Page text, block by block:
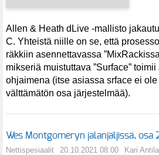
Allen & Heath dLive -mallisto
C. Yhteistä niille on se, että
räkkiin asennettavassa
mikseriä muistuttava ”Surface”
ohjaimena (itse asiassa srface ei
välttämätön osa järjestelmää).
Wes Montgomeryn jalanjäljissä, osa
Nettispesiaalit 20.10.2021 08:00 Kari Antila